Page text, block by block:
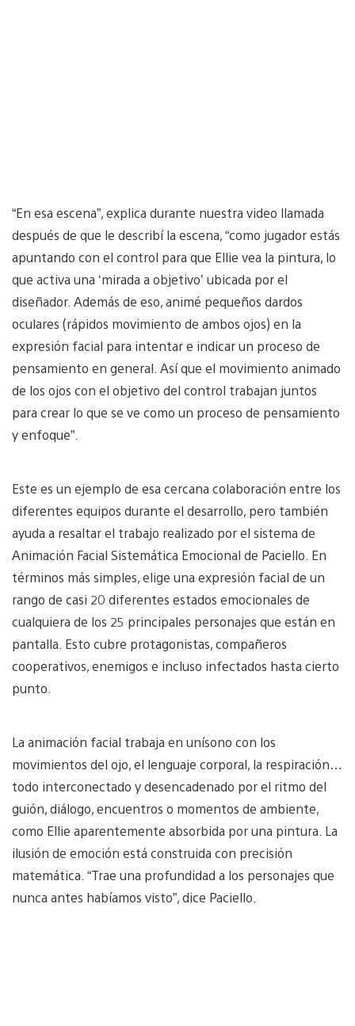
“En esa escena”, explica durante nuestra video llamada
después de que le describí la escena, “como jugador estás
apuntando con el control para que Ellie vea la pintura, lo
que activa una ‘mirada a objetivo’ ubicada por el
diseñador. Además de eso, animé pequeños dardos
oculares (rápidos movimiento de ambos ojos) en la
expresión facial para intentar e indicar un proceso de
pensamiento en general. Así que el movimiento animado
de los ojos con el objetivo del control trabajan juntos
para crear lo que se ve como un proceso de pensamiento
y enfoque”.
Este es un ejemplo de esa cercana colaboración entre los
diferentes equipos durante el desarrollo, pero también
ayuda a resaltar el trabajo realizado por el sistema de
Animación Facial Sistemática Emocional de Paciello. En
términos más simples, elige una expresión facial de un
rango de casi 20 diferentes estados emocionales de
cualquiera de los 25 principales personajes que están en
pantalla. Esto cubre protagonistas, compañeros
cooperativos, enemigos e incluso infectados hasta cierto
punto.
La animación facial trabaja en unísono con los
movimientos del ojo, el lenguaje corporal, la respiración…
todo interconectado y desencadenado por el ritmo del
guión, diálogo, encuentros o momentos de ambiente,
como Ellie aparentemente absorbida por una pintura. La
ilusión de emoción está construida con precisión
matemática. “Trae una profundidad a los personajes que
nunca antes habíamos visto”, dice Paciello.